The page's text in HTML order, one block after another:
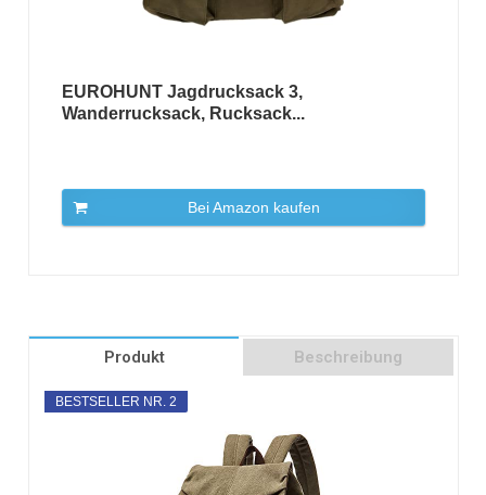
EUROHUNT Jagdrucksack 3,
Wanderrucksack, Rucksack...
Bei Amazon kaufen
Produkt Beschreibung
BESTSELLER NR. 2